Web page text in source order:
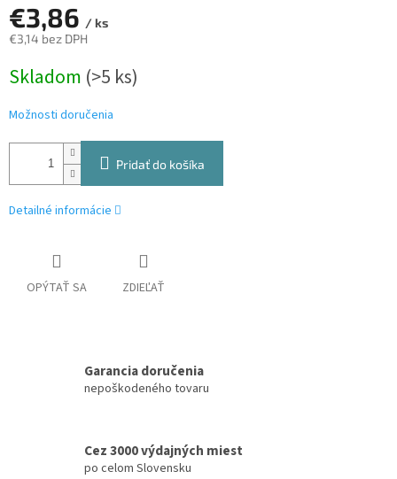
€3,86 / ks
€3,14 bez DPH
cena:
Skladom (>5 ks)
Možnosti doručenia
Pridať do košíka
Detailné informácie
OPÝTAŤ SA ZDIEĽAŤ
Garancia doručenia
nepoškodeného tovaru
Cez 3000 výdajných miest
po celom Slovensku